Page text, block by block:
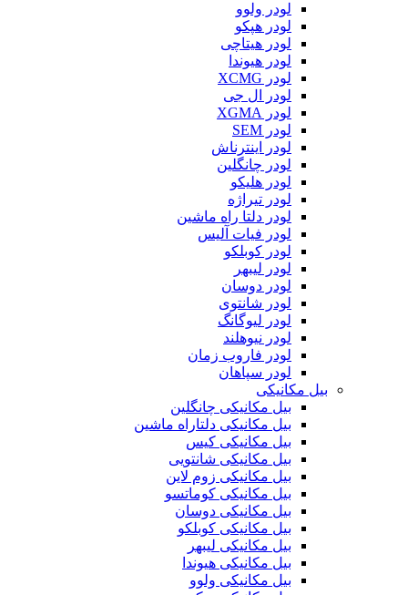
لودر ولوو
لودر هپکو
لودر هیتاچی
لودر هیوندا
لودر XCMG
لودر ال جی
لودر XGMA
لودر SEM
لودر اینترناش
لودر چانگلین
لودر هلیکو
لودر تیراژه
لودر دلتا راه ماشین
لودر فیات آلیس
لودر کوبلکو
لودر لیبهر
لودر دوسان
لودر شانتوی
لودر لیوگانگ
لودر نیوهلند
لودر فاروب زمان
لودر سپاهان
بیل مکانیکی
بیل مکانیکی چانگلین
بیل مکانیکی دلتاراه ماشین
بیل مکانیکی کیس
بیل مکانیکی شانتویی
بیل مکانیکی زوم لاین
بیل مکانیکی کوماتسو
بیل مکانیکی دوسان
بیل مکانیکی کوبلکو
بیل مکانیکی لیبهر
بیل مکانیکی هیوندا
بیل مکانیکی ولوو